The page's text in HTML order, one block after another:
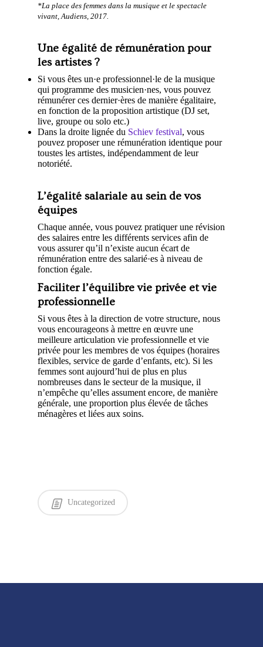
*La place des femmes dans la musique et le spectacle
vivant, Audiens, 2017.
Une égalité de rémunération pour
les artistes ?
Si vous êtes un·e professionnel·le de la musique
qui programme des musicien·nes, vous pouvez
rémunérer ces dernier·ères de manière égalitaire,
en fonction de la proposition artistique (DJ set,
live, groupe ou solo etc.)
Dans la droite lignée du Schiev festival, vous
pouvez proposer une rémunération identique pour
toustes les artistes, indépendamment de leur
notoriété.
L’égalité salariale au sein de vos
équipes
Chaque année, vous pouvez pratiquer une révision
des salaires entre les différents services afin de
vous assurer qu’il n’existe aucun écart de
rémunération entre des salarié·es à niveau de
fonction égale.
Faciliter l’équilibre vie privée et vie
professionnelle
Si vous êtes à la direction de votre structure, nous
vous encourageons à mettre en œuvre une
meilleure articulation vie professionnelle et vie
privée pour les membres de vos équipes (horaires
flexibles, service de garde d’enfants, etc). Si les
femmes sont aujourd’hui de plus en plus
nombreuses dans le secteur de la musique, il
n’empêche qu’elles assument encore, de manière
générale, une proportion plus élevée de tâches
ménagères et liées aux soins.
Uncategorized